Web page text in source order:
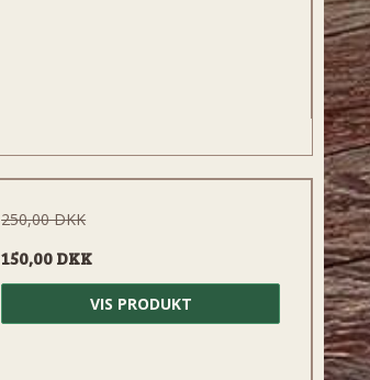
250,00 DKK
150,00 DKK
VIS PRODUKT